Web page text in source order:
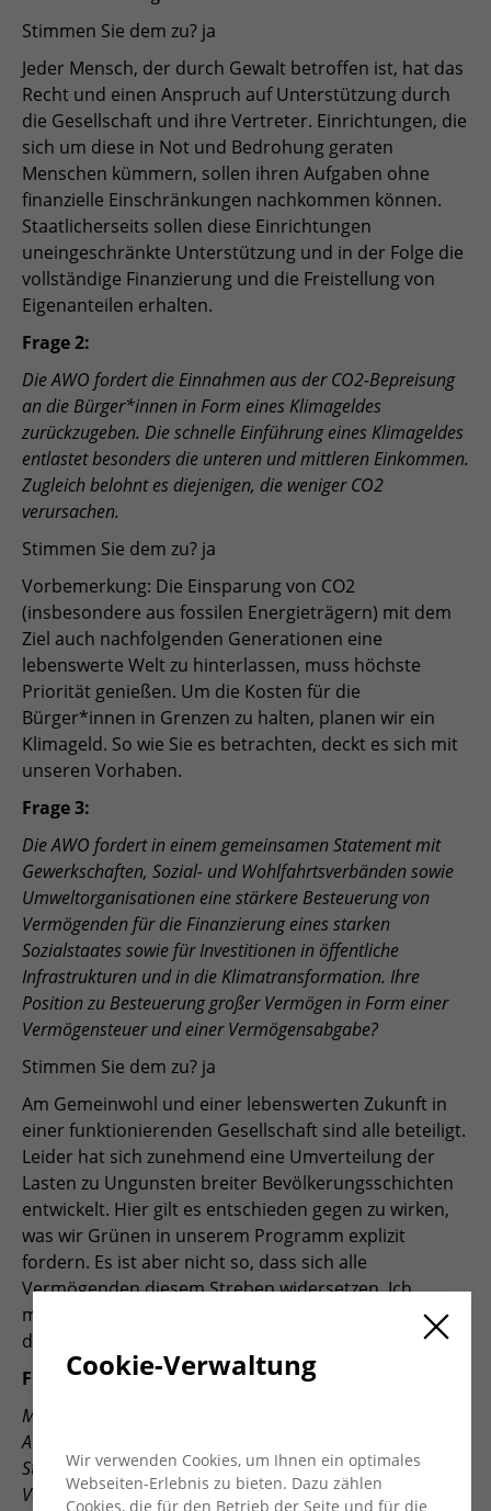
Stimmen Sie dem zu? ja
Jeder Mensch, der durch Gewalt betroffen ist, hat das
Recht und einen Anspruch auf Unterstützung durch
die Gesellschaft und ihre Vertreter. Einrichtungen, die
sich um diese in Not und Bedrohung geraten
Menschen kümmern, sollen ihren Aufgaben ohne
finanzielle Einschränkungen nachkommen können.
Staatlicherseits sollen diese Einrichtungen
uneingeschränkte Unterstützung und in der Folge die
vollständige Finanzierung und die Freistellung von
Eigenanteilen erhalten.
Frage 2:
Die AWO fordert die Einnahmen aus der CO2-Bepreisung
an die Bürger*innen in Form eines Klimageldes
zurückzugeben. Die schnelle Einführung eines Klimageldes
entlastet besonders die unteren und mittleren Einkommen.
Zugleich belohnt es diejenigen, die weniger CO2
verursachen.
Stimmen Sie dem zu? ja
Vorbemerkung: Die Einsparung von CO2
(insbesondere aus fossilen Energieträgern) mit dem
Ziel auch nachfolgenden Generationen eine
lebenswerte Welt zu hinterlassen, muss höchste
Priorität genießen. Um die Kosten für die
Bürger*innen in Grenzen zu halten, planen wir ein
Klimageld. So wie Sie es betrachten, deckt es sich mit
unseren Vorhaben.
Frage 3:
Die AWO fordert in einem gemeinsamen Statement mit
Gewerkschaften, Sozial- und Wohlfahrtsverbänden sowie
Umweltorganisationen eine stärkere Besteuerung von
Vermögenden für die Finanzierung eines starken
Sozialstaates sowie für Investitionen in öffentliche
Infrastrukturen und in die Klimatransformation. Ihre
Position zu Besteuerung großer Vermögen in Form einer
Vermögensteuer und einer Vermögensabgabe?
Stimmen Sie dem zu? ja
Am Gemeinwohl und einer lebenswerten Zukunft in
einer funktionierenden Gesellschaft sind alle beteiligt.
Leider hat sich zunehmend eine Umverteilung der
Lasten zu Ungunsten breiter Bevölkerungsschichten
entwickelt. Hier gilt es entschieden gegen zu wirken,
was wir Grünen in unserem Programm explizit
fordern. Es ist aber nicht so, dass sich alle
Vermögenden diesem Streben widersetzen. Ich
möchte hier auf Initiativen wie „taxmenow“ hinweisen,
die sich z.B. für mehr Steuergerechtigkeit einsetzt.
Frage 4:
Mit der Streichung des §218 StGB würde aus Sicht der
AWO eine wesentliche Ursache für die Tabuisierung,
Stigmatisierung, Diskriminierung und defizitäre
Versorgungslage im Kontext von
Cookie-Verwaltung
Wir verwenden Cookies, um Ihnen ein optimales
Webseiten-Erlebnis zu bieten. Dazu zählen
Cookies, die für den Betrieb der Seite und für die